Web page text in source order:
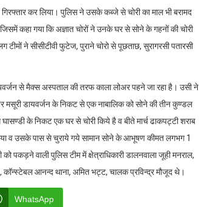
कर लिया। पुलिस ने उसके कब्जे से चोरी का माल भी बरामद
कहा गया कि अज्ञात चोरों ने उनके घर से सोने के गहनों की चोरी
ने सीसीटीवी फुटेज, पुराने चोरो से पूछताछ, सुरागरसी पतारसी
से मैक्स अस्पताल की तरफ काला लोअर पहने जा रहा है। उसी ने
मसूरी डायवर्जन के निकट से एक नाबालिक को सोने की तीन कुण्डल
के निकट एक घर से चोरी किये है व बीते मार्च ढाकपट्टी शराब
व उसके पास से चुराये गये सामान सोने के आभूषण कीमत लगभग 1
वाली पुलिस टीम में क्षेत्राधिकारी डालनवाला जूही मनराल,
कॉन्स्टेबल आनन्द थाना, अमित भट्ट, चालक प्रविन्द्र मौजूद थे।
WhatsApp